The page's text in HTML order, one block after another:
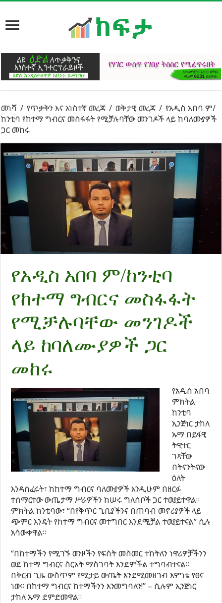
መነሻ / የጥቃቅን እና አነስተኛ መረጃ / ወቅታዊ መረጃ / የአዲስ አበባ ም/
ከንቲባ የከተማ ግብርና መስፋፋት የሚቻሉባቸው መንገዶች ላይ ከባለሙያዎች
ጋር መከሩ
የአዲስ አበባ ም/ከንቲባ
የከተማ ግብርና መስፋፋት
የሚቻሉባቸው መንገዶች
ላይ ከባለሙያዎች ጋር
መከሩ
የአዲስ አበባ
ምክትል
ከንቲባ
ኢንጅነር ታከለ
ኡማ በይፋዊ
ትዊተር
ገጻቸው
በትናንትናው
ዕለት
እንዳሰፈሩት፣ ከከተማ ግብርና ባለሙያዎች እንዲሁም በዘርፉ
ተሰማርተው ውጤታማ ሥራዎችን ከሠሩ ግለሰቦች ጋር ተወያይተዋል።
ምክትል ከንቲባው፣ “በየቅጥር ጊቢያችንና በጠባብ መኖሪያዎች ላይ
ጭምር እንዴት የከተማ ግብርና መተግበር እንደሚቻል ተወያይተናል” ሲሉ
አሳውቀዋል።
“በከተማችን የሚገኙ ወንዞችን የፍሰት መስመር ተከትለን ነዋሪዎቻችንን
ወደ ከተማ ግብርና ስርአት ማስገባት እንደምችል ተግባብተናል።
በቅርብ ጊዜ ውስጥም የሚታይ ውጤት እንደሚመዘገብ እምነቴ የፀና
ነው። በከተማ ግብርና ከተማችንን እንመግባለን!” – ሲሉም ኢንጅነር
ታከለ ኡማ ደምድመዋል።